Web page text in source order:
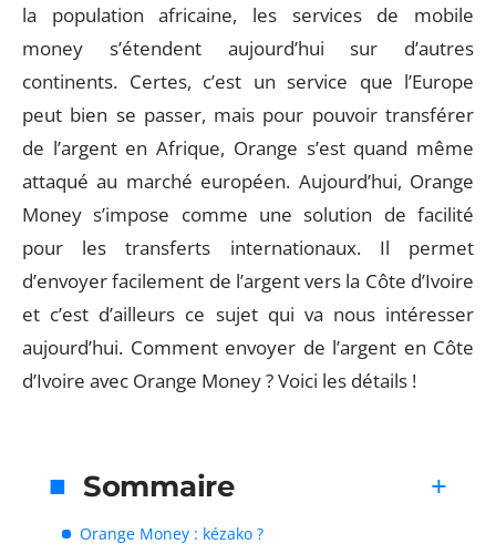
la population africaine, les services de mobile
money s’étendent aujourd’hui sur d’autres
continents. Certes, c’est un service que l’Europe
peut bien se passer, mais pour pouvoir transférer
de l’argent en Afrique, Orange s’est quand même
attaqué au marché européen. Aujourd’hui, Orange
Money s’impose comme une solution de facilité
pour les transferts internationaux. Il permet
d’envoyer facilement de l’argent vers la Côte d’Ivoire
et c’est d’ailleurs ce sujet qui va nous intéresser
aujourd’hui. Comment envoyer de l’argent en Côte
d’Ivoire avec Orange Money ? Voici les détails !
Sommaire
Orange Money : kézako ?